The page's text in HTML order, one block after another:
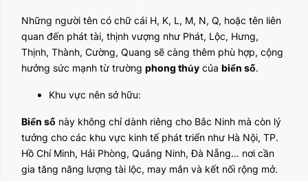
Những người tên có chữ cái H, K, L, M, N, Q, hoặc tên liên
quan đến phát tài, thịnh vượng như Phát, Lộc, Hưng,
Thịnh, Thành, Cường, Quang sẽ càng thêm phù hợp, cộng
hưởng sức mạnh từ trường phong thủy của biển số.
Khu vực nên sở hữu:
Biển số này không chỉ dành riêng cho Bắc Ninh mà còn lý
tưởng cho các khu vực kinh tế phát triển như Hà Nội, TP.
Hồ Chí Minh, Hải Phòng, Quảng Ninh, Đà Nẵng… nơi cần
gia tăng năng lượng tài lộc, may mắn và kết nối rộng mở.